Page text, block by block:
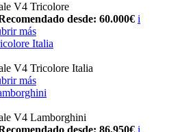
V4 Tricolore
desde: 60.000€ i
más
Italia
V4 Tricolore Italia
más
V4 Lamborghini
desde: 86.950€ i